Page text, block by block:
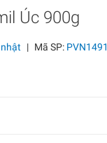
Úc 900g
| Mã SP: PVN1491